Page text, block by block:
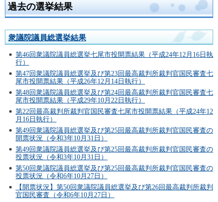
過去の選挙結果
衆議院議員総選挙結果
第46回衆議院議員総選挙七尾市投開票結果（平成24年12月16日執
行）
第47回衆議院議員総選挙及び第23回最高裁判所裁判官国民審査七
尾市投開票結果（平成26年12月14日執行）
第48回衆議院議員総選挙及び第24回最高裁判所裁判官国民審査七
尾市投開票結果（平成29年10月22日執行）
第22回最高裁判所裁判官国民審査七尾市投開票結果（平成24年12
月16日執行）
第49回衆議院議員総選挙及び第25回最高裁判所裁判官国民審査の
開票状況（令和3年10月31日）
第49回衆議院議員総選挙及び第25回最高裁判所裁判官国民審査の
投票状況（令和3年10月31日）
第50回衆議院議員総選挙及び第25回最高裁判所裁判官国民審査の
投票状況（令和6年10月27日）
【開票状況】第50回衆議院議員総選挙及び第26回最高裁判所裁判
官国民審査（令和6年10月27日）